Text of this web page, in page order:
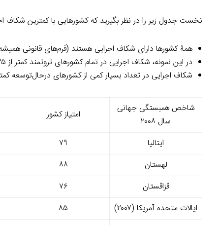
نخست جدول زیر را در نظر بگیرید که کشورهایی با کمترین شکاف
همۀ کشورها دارای شکاف اجرایی هستند (فرم‌های قانونی
در این نمونه، شکاف اجرایی در تمام کشورهای ثروتمند کمتر از ۲۵ است.
شکاف اجرایی در‌ تعداد بسیار کمی از کشورهای در‌حال‌توسعه کمتر از ۲۵
شاخص همبستگی جهانی
سال ۲۰۰۸
امتیاز کشور
ایتالیا
۷۹
لهستان
۸۸
قزاقستان
۷۶
ایالات متحده آمریکا (۲۰۰۷)
۸۵